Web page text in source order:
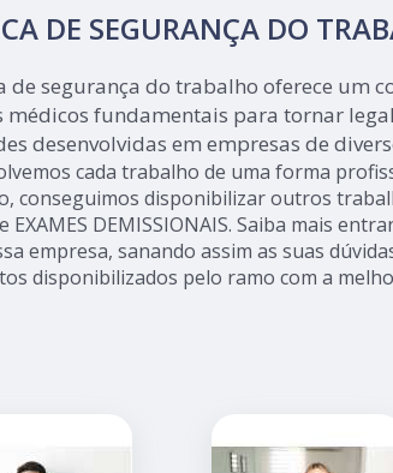
DE SEGURANÇA DO
de segurança do trabalho oferece um
médicos fundamentais para tornar
desenvolvidas em empresas de
cada trabalho de uma forma
conseguimos disponibilizar outros
EXAMES DEMISSIONAIS. Saiba mais
empresa, sanando assim as suas
disponibilizados pelo ramo com a